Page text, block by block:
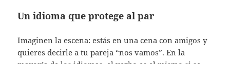
Un idioma que protege al par
Imaginen la escena: estás en una cena con amigos y
quieres decirle a tu pareja “nos vamos”. En la